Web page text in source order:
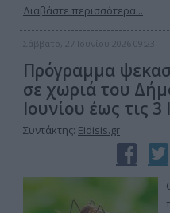
Διαβάστε περισσότερα...
Σάββατο, 27 Ιουνίου 2026 09:23
Πρόγραμμα
σε χωριά του
Ιουνίου έως τις 3
Συντάκτης: Eidisis.gr